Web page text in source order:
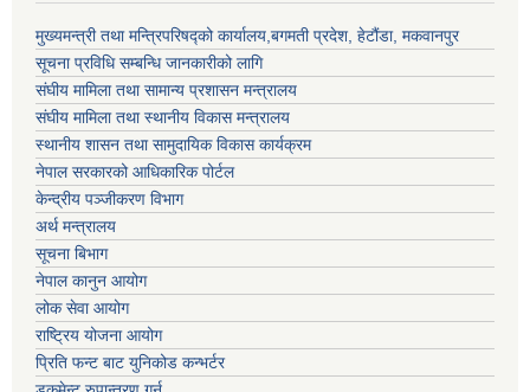
मुख्यमन्त्री तथा मन्त्रिपरिषद्को कार्यालय,बगमती प्रदेश, हेटौंडा, मकवानपुर
सूचना प्रविधि सम्बन्धि जानकारीको लागि
संघीय मामिला तथा सामान्य प्रशासन मन्त्रालय
संघीय मामिला तथा स्थानीय विकास मन्त्रालय
स्थानीय शासन तथा सामुदायिक विकास कार्यक्रम
नेपाल सरकारको आधिकारिक पोर्टल
केन्द्रीय पञ्जीकरण विभाग
अर्थ मन्त्रालय
सूचना बिभाग
नेपाल कानुन आयोग
लोक सेवा आयोग
राष्ट्रिय योजना आयोग
प्रिति फन्ट बाट युनिकोड कन्भर्टर